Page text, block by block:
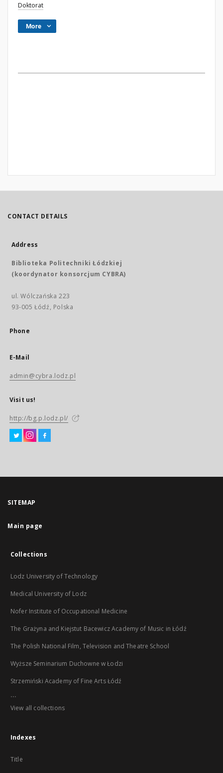
Doktorat
More
CONTACT DETAILS
Address
Biblioteka Politechniki Łódzkiej
(koordynator konsorcjum CYBRA)
ul. Wólczańska 223
93-005 Łódź, Polska
Phone
E-Mail
admin@cybra.lodz.pl
Visit us!
http://bg.p.lodz.pl/
SITEMAP
Main page
Collections
Lodz University of Technology
Medical University of Lodz
Nofer Institute of Occupational Medicine
The Grażyna and Kiejstut Bacewicz Academy of Music in Łódź
The Polish National Film, Television and Theatre School
Wyższe Seminarium Duchowne w Łodzi
Strzemiński Academy of Fine Arts Łódź
...
View all collections
Indexes
Title